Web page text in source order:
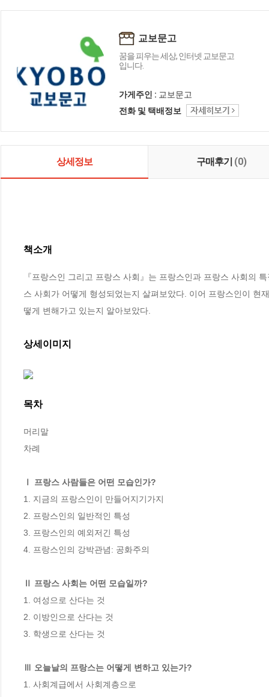
교보문고
꿈을 피우는 세상, 인터넷 교보문고
입니다.
가게주인 : 교보문고
전화 및 택배정보
상세정보 구매후기 (0)
책소개
『프랑스인 그리고 프랑스 사회』는 프랑스인과 프랑스 사회의
스 사회가 어떻게 형성되었는지 살펴보았다. 이어 프랑스인이 현
떻게 변해가고 있는지 알아보았다.
상세이미지
목차
머리말
차례
Ⅰ 프랑스 사람들은 어떤 모습인가?
1. 지금의 프랑스인이 만들어지기가지
2. 프랑스인의 일반적인 특성
3. 프랑스인의 예외저긴 특성
4. 프랑스인의 강박관념: 공화주의
Ⅱ 프랑스 사회는 어떤 모습일까?
1. 여성으로 산다는 것
2. 이방인으로 산다는 것
3. 학생으로 산다는 것
Ⅲ 오늘날의 프랑스는 어떻게 변하고 있는가?
1. 사회계급에서 사회계층으로